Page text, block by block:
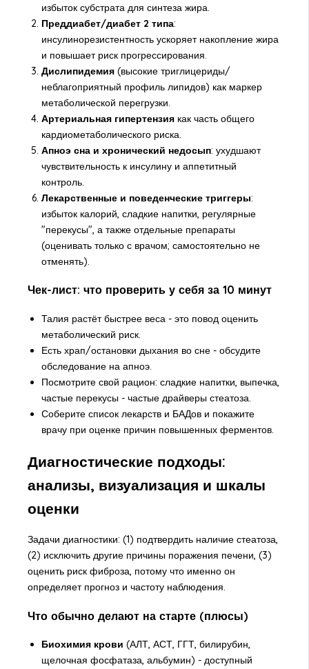
избыток субстрата для синтеза жира.
Преддиабет/диабет 2 типа:
инсулинорезистентность ускоряет накопление жира
и повышает риск прогрессирования.
Дислипидемия(высокие триглицериды/
неблагоприятный профиль липидов) как маркер
метаболической перегрузки.
Артериальная гипертензиякак часть общего
кардиометаболического риска.
Апноэ сна и хронический недосып: ухудшают
чувствительность к инсулину и аппетитный
контроль.
Лекарственные и поведенческие триггеры:
избыток калорий, сладкие напитки, регулярные
"перекусы", а также отдельные препараты
(оценивать только с врачом; самостоятельно не
отменять).
Чек-лист: что проверить у себя за 10 минут
Талия растёт быстрее веса - это повод оценить
метаболический риск.
Есть храп/остановки дыхания во сне - обсудите
обследование на апноэ.
Посмотрите свой рацион: сладкие напитки, выпечка,
частые перекусы - частые драйверы стеатоза.
Соберите список лекарств и БАДов и покажите
врачу при оценке причин повышенных ферментов.
Диагностические подходы:
анализы, визуализация и шкалы
оценки
Задачи диагностики: (1) подтвердить наличие стеатоза,
(2) исключить другие причины поражения печени, (3)
оценить риск фиброза, потому что именно он
определяет прогноз и частоту наблюдения.
Что обычно делают на старте (плюсы)
Биохимия крови (АЛТ, АСТ, ГГТ, билирубин,
щелочная фосфатаза, альбумин) - доступный